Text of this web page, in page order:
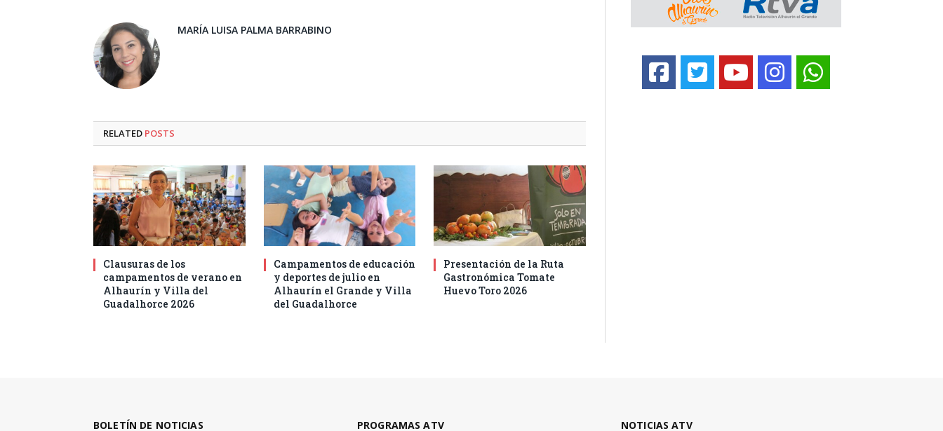
MARÍA LUISA PALMA BARRABINO
RELATED POSTS
Clausuras de los
campamentos de verano en
Alhaurín y Villa del
Guadalhorce 2026
Campamentos de educación
y deportes de julio en
Alhaurín el Grande y Villa
del Guadalhorce
Presentación de la Ruta
Gastronómica Tomate
Huevo Toro 2026
BOLETÍN DE NOTICIAS PROGRAMAS ATV NOTICIAS ATV